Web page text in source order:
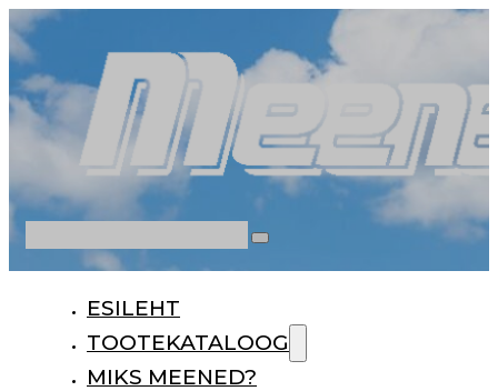
ESILEHT
TOOTEKATALOOG
MIKS MEENED?